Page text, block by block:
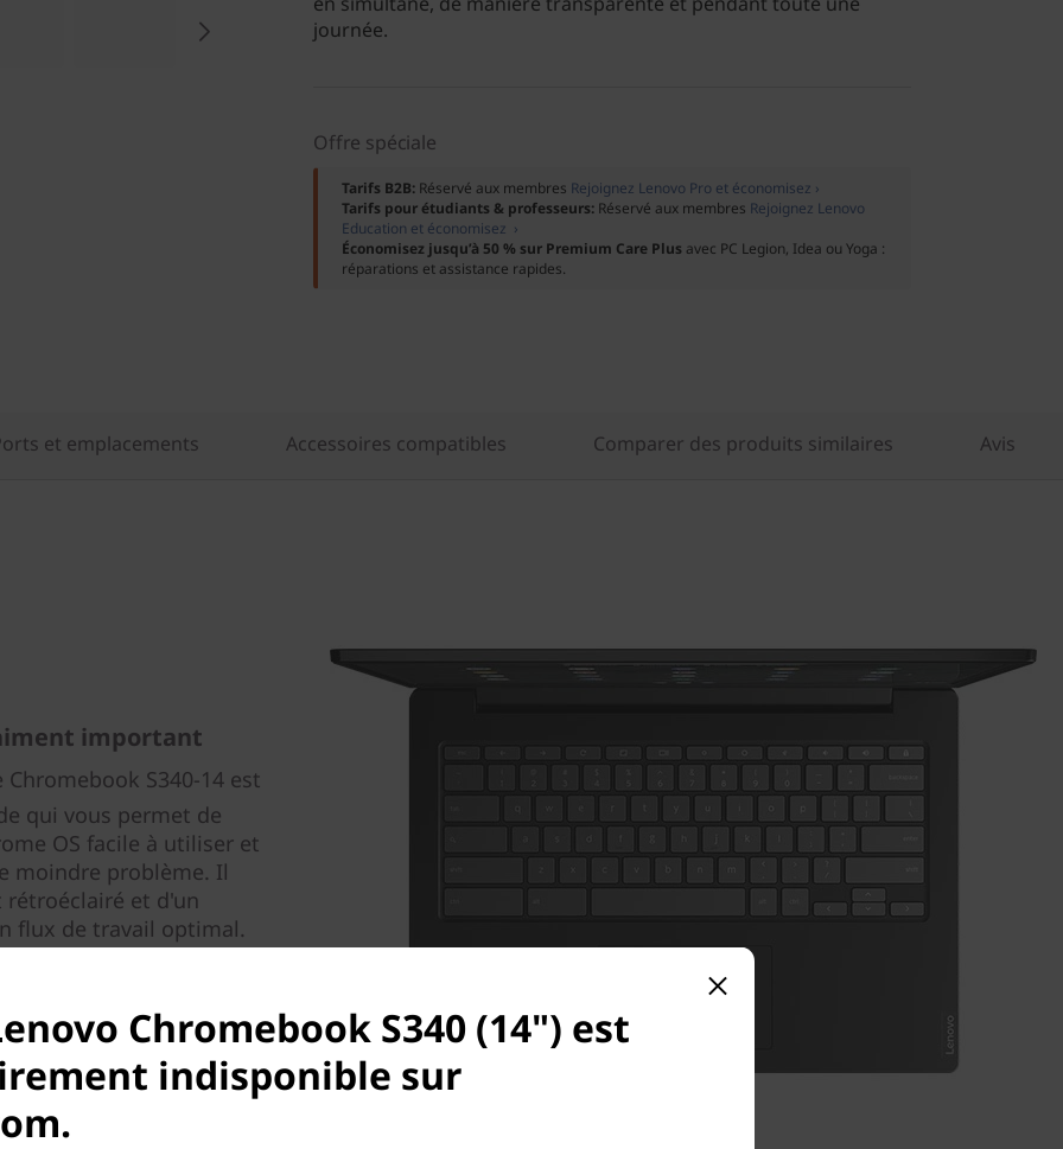
journée.
Offre spéciale
Tarifs B2B: Réservé aux membres Rejoignez Lenovo Pro et économisez ›
Tarifs pour étudiants & professeurs: Réservé aux membres Rejoignez Lenovo
Education et économisez ›
Économisez jusqu’à 50 % sur Premium Care Plus avec PC Legion, Idea ou Yoga :
réparations et assistance rapides.
et emplacements Accessoires compatibles Comparer des produits similaires Avis
important
S340-14 est
qui vous permet de
OS facile à utiliser et
moindre problème. Il
et d'un
flux de travail optimal.
partout avec vous
efficace.
Chromebook S340 (14") est
indisponible sur